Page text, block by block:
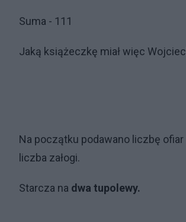
Suma - 111
Jaką książeczkę miał więc
Na początku podawano liczbę
liczba załogi.
Starcza na dwa tupolewy.